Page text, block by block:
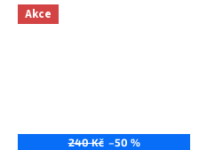
výborně zvýrazní konkrétní
motiv.
Akce
240 Kč –50 %